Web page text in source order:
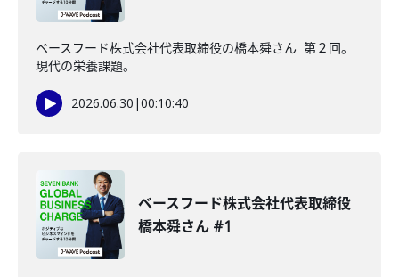
ベースフード株式会社代表取締役の橋本舜さん 第２回。
現代の栄養課題。
2026.06.30 |00:10:40
ベースフード株式会社代表取締役
橋本舜さん #1